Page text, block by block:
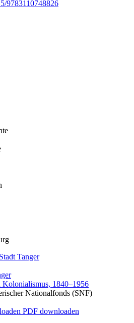
9783110748826
Kolonialismus, 1840–1956
Nationalfonds (SNF)
PDF downloaden